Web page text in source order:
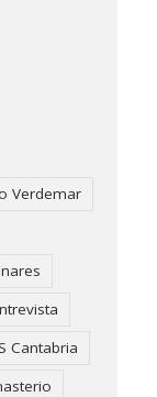
Verdemar
Cantabria